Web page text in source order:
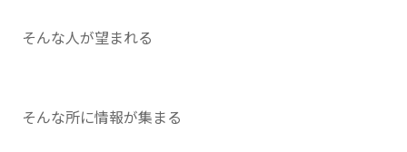
そんな人が望まれる
そんな所に情報が集まる